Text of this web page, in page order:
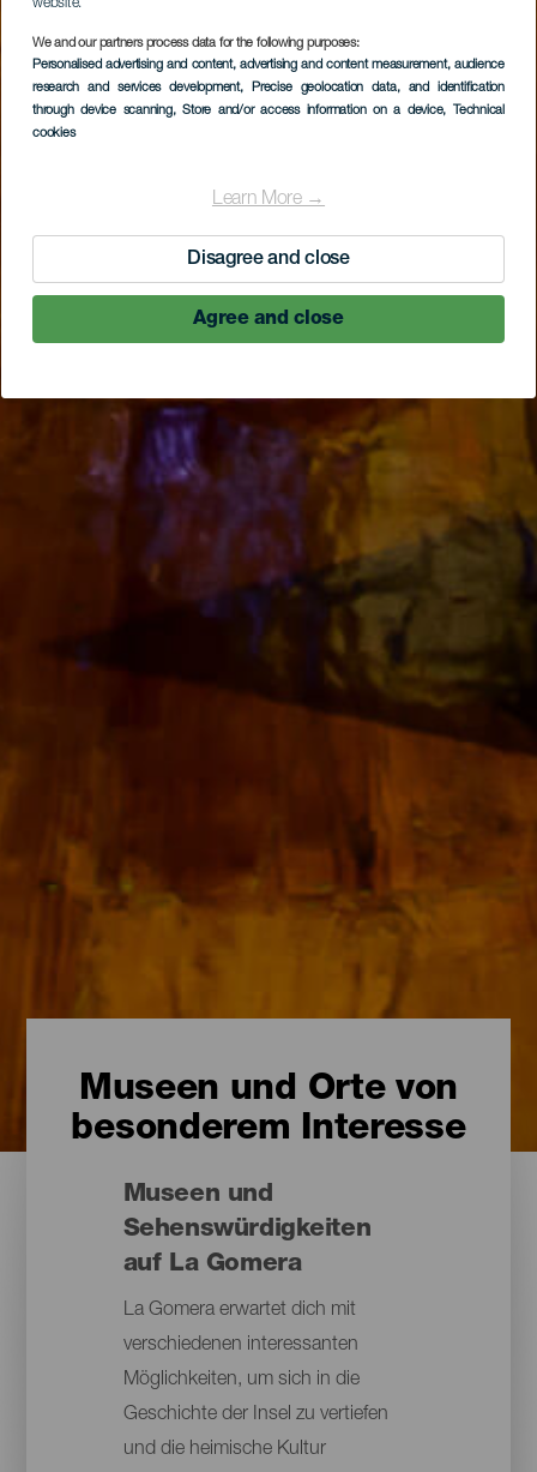
website.
We and our partners process data for the following purposes:
Personalised advertising and content, advertising and content measurement, audience
research and services development, Precise geolocation data, and identification
through device scanning, Store and/or access information on a device, Technical
cookies
Learn More →
Disagree and close
Agree and close
Museen und Orte von
besonderem Interesse
Museen und
Sehenswürdigkeiten
auf La Gomera
La Gomera erwartet dich mit
verschiedenen interessanten
Möglichkeiten, um sich in die
Geschichte der Insel zu vertiefen
und die heimische Kultur